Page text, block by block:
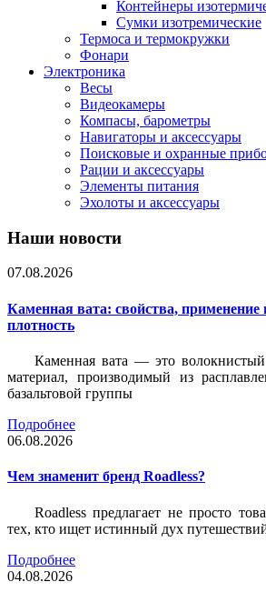
Контейнеры
Сумки изотремические
Термоса и термокружки
Фонари
Электроника
Весы
Видеокамеры
Компасы, барометры
Навигаторы и аксессуары
Поисковые и охранные
Рации и аксессуары
Элементы питания
Эхолоты и аксессуары
Наши новости
07.08.2026
Каменная вата: свойства,
плотность
Каменная вата — это
материал, производимый из
базальтовой группы
Подробнее
06.08.2026
Чем знаменит бренд Roadless?
Roadless предлагает не просто
тех, кто ищет истинный дух
Подробнее
04.08.2026